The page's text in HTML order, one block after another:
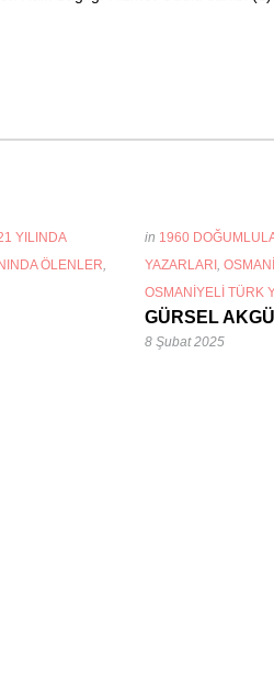
YILINDA
ÖLENLER,
in 1960
YAZARLARI,
OSMANIYELI TÜRK
GÜRSEL
8 Şubat 2025